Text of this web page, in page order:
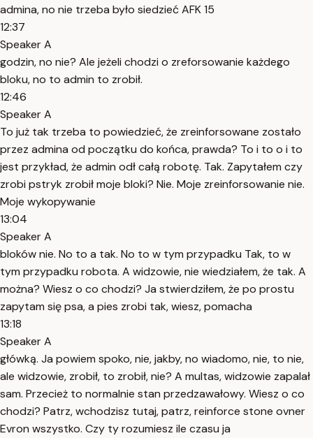
admina, no nie trzeba było siedzieć AFK 15
12:37
Speaker A
godzin, no nie? Ale jeżeli chodzi o zreforsowanie każdego
bloku, no to admin to zrobił.
12:46
Speaker A
To już tak trzeba to powiedzieć, że zreinforsowane zostało
przez admina od początku do końca, prawda? To i to o i to
jest przykład, że admin odł całą robotę. Tak. Zapytałem czy
zrobi pstryk zrobił moje bloki? Nie. Moje zreinforsowanie nie.
Moje wykopywanie
13:04
Speaker A
bloków nie. No to a tak. No to w tym przypadku Tak, to w
tym przypadku robota. A widzowie, nie wiedziałem, że tak. A
można? Wiesz o co chodzi? Ja stwierdziłem, że po prostu
zapytam się psa, a pies zrobi tak, wiesz, pomacha
13:18
Speaker A
główką. Ja powiem spoko, nie, jakby, no wiadomo, nie, to nie,
ale widzowie, zrobił, to zrobił, nie? A multas, widzowie zapalał
sam. Przecież to normalnie stan przedzawałowy. Wiesz o co
chodzi? Patrz, wchodzisz tutaj, patrz, reinforce stone ovner
Evron wszystko. Czy ty rozumiesz ile czasu ja